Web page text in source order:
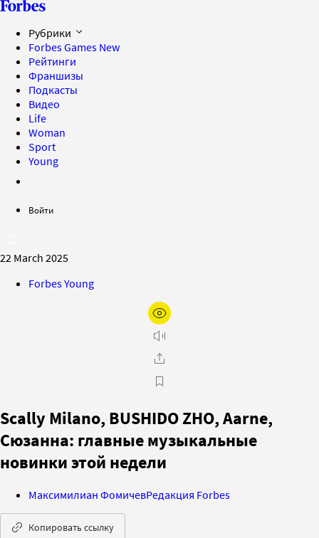
Рубрики
Forbes Games New
Рейтинги
Франшизы
Подкасты
Видео
Life
Woman
Sport
Young
Войти
22 March 2025
Forbes Young
Scally Milano, BUSHIDO ZHO, Aarne,
Сюзанна: главные музыкальные
новинки этой недели
Максимилиан ФомичевРедакция Forbes
Копировать ссылку